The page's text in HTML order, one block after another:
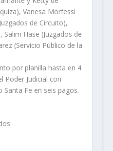
Vanesa Morfessi
de Circuito),
Salim Hase (Juzgados de
(Servicio Público de la
por planilla hasta en 4
Poder Judicial con
Fe en seis pagos.